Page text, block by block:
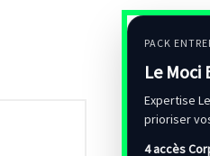
PACK
Le Moci
Expertise
prioriser
4 accès